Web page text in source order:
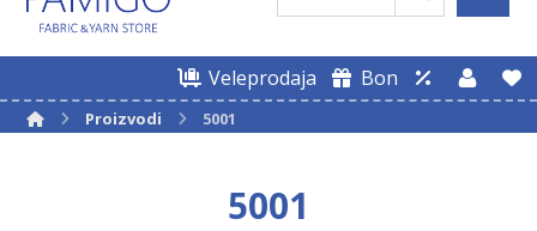
Veleprodaja Bon
Proizvodi 5001
5001